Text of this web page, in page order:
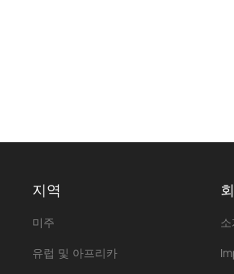
지역
미주
유럽 및 아프리카
소